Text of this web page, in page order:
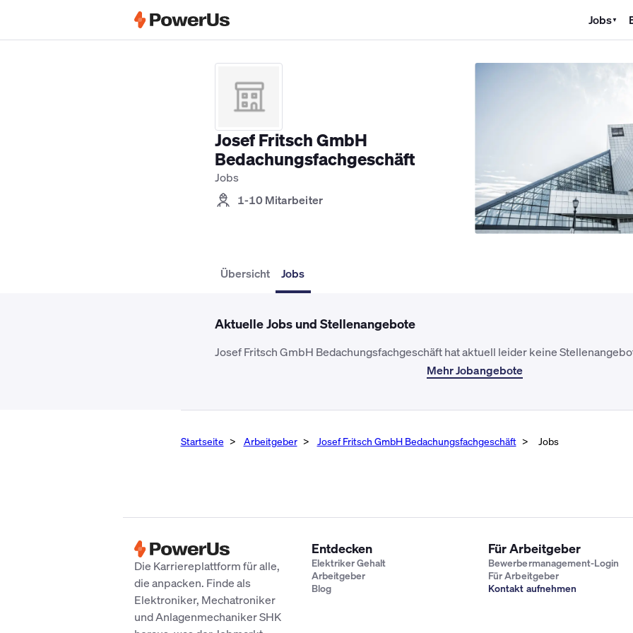
Jobs▼
Josef Fritsch GmbH
Bedachungsfachgeschäft
Jobs
1-10 Mitarbeiter
Übersicht Jobs
Aktuelle Jobs und Stellenangebote
Josef Fritsch GmbH Bedachungsfachgeschäft hat aktuell leider keine
Mehr Jobangebote
Startseite Arbeitgeber Josef Fritsch GmbH Bedachungsfachgeschäft Jobs
Die Karriereplattform für alle,
die anpacken. Finde als
Elektroniker, Mechatroniker
und Anlagenmechaniker SHK
Entdecken
Elektriker Gehalt
Arbeitgeber
Blog
Für Arbeitgeber
Bewerbermanagement-Login
Für Arbeitgeber
Kontakt aufnehmen